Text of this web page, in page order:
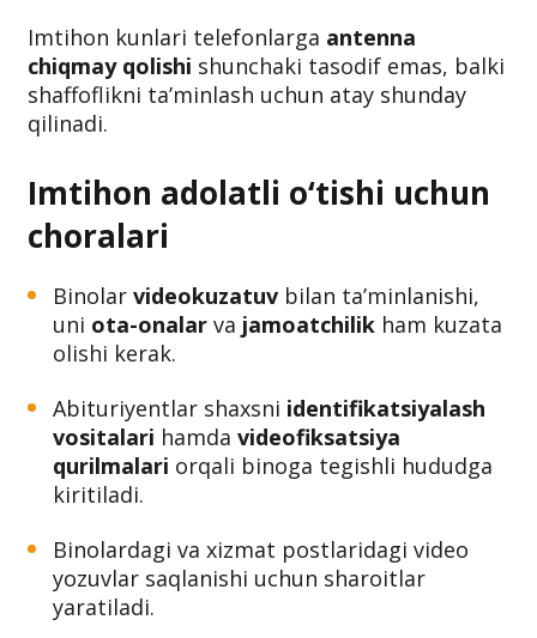
Imtihon kunlari telefonlarga antenna
chiqmay qolishi shunchaki tasodif emas, balki
shaffoflikni ta’minlash uchun atay shunday
qilinadi.
Imtihon adolatli o‘tishi uchun
choralari
Binolar videokuzatuv bilan ta’minlanishi,
uni ota-onalar va jamoatchilik ham kuzata
olishi kerak.
Abituriyentlar shaxsni identifikatsiyalash
vositalari hamda videofiksatsiya
qurilmalari orqali binoga tegishli hududga
kiritiladi.
Binolardagi va xizmat postlaridagi video
yozuvlar saqlanishi uchun sharoitlar
yaratiladi.